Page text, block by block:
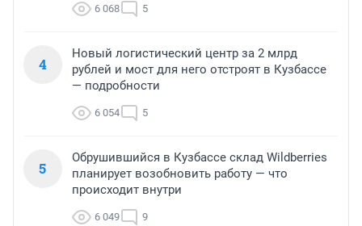
6 068 5
4
Новый логистический центр за 2 млрд
рублей и мост для него отстроят в Кузбассе
— подробности
6 054 5
5
Обрушившийся в Кузбассе склад Wildberries
планирует возобновить работу — что
происходит внутри
6 049 9